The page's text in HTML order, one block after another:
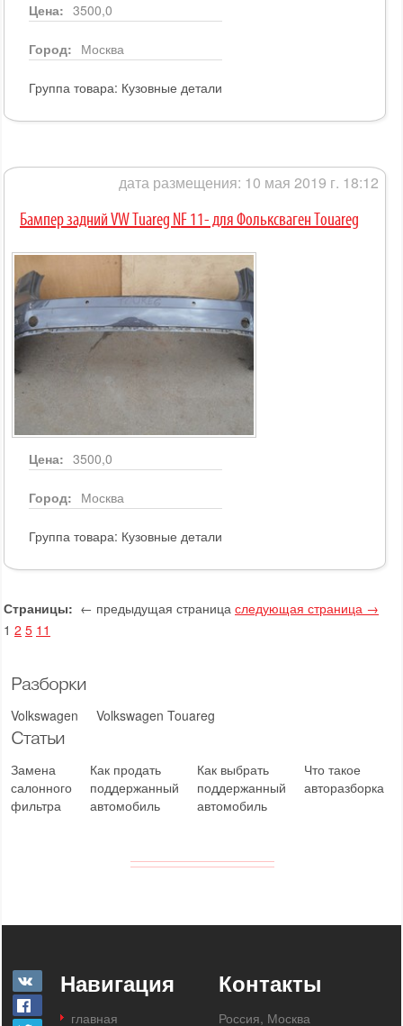
Разборки
Volkswagen Volkswagen Touareg
Статьи
Замена
салонного
фильтра
Как продать
поддержанный
автомобиль
Как выбрать
поддержанный
автомобиль
Что такое
авторазборка
Цена: 3500,0
Город: Москва
Группа товара: Кузовные детали
дата размещения: 10 мая 2019 г. 18:12
Бампер задний VW Tuareg NF 11- для Фольксваген Touareg
Цена: 3500,0
Город: Москва
Группа товара: Кузовные детали
Страницы: ← предыдущая страница следующая страница →
1 2 5 11
Навигация
главная
Контакты
Россия, Москва